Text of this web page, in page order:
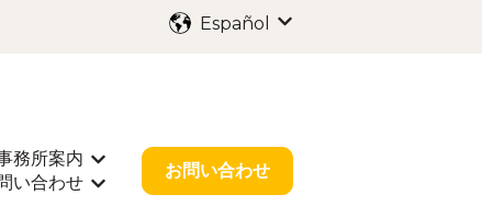
Español
submenú de 業種別サポート
務所案内
Mostrar submenú de 事務所案内
de お役立ち情報
い合わせ
Mostrar submenú de お問い合わせ
お問い合わせ